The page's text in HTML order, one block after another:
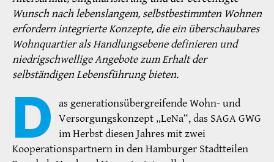
Wunsch nach lebenslangem, selbstbestimmten Wohnen
erfordern integrierte Konzepte, die ein überschaubares
Wohnquartier als Handlungsebene definieren und
niedrigschwellige Angebote zum Erhalt der
selbständigen Lebensführung bieten.
D as generationsübergreifende Wohn- und
Versorgungskonzept „LeNa“, das SAGA GWG
im Herbst diesen Jahres mit zwei
Kooperationspartnern in den Hamburger Stadtteilen